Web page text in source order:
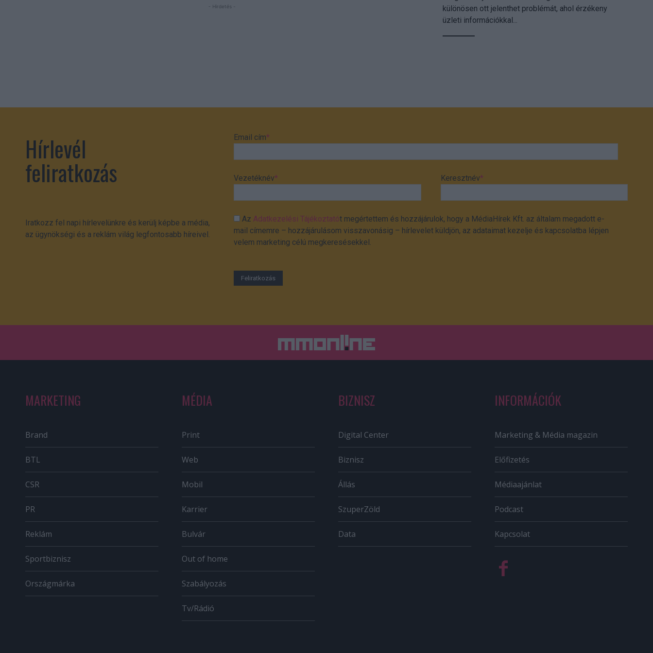
- Hirdetés -
különösen ott jelenthet problémát, ahol érzékeny
üzleti információkkal...
Hírlevél
feliratkozás
Iratkozz fel napi hírlevelünkre és kerülj képbe a média,
az ügynökségi és a reklám világ legfontosabb híreivel.
Email cím*
Vezetéknév* Keresztnév*
AzAdatkezelési Tájékoztatót megértettem és hozzájárulok, hogy a MédiaHírek Kft. az általam megadott e-
mail címemre – hozzájárulásom visszavonásig – hírlevelet küldjön, az adataimat kezelje és kapcsolatba lépjen
velem marketing célú megkeresésekkel.
MARKETING
Brand
BTL
CSR
PR
Reklám
Sportbiznisz
Országmárka
MÉDIA
Print
Web
Mobil
Karrier
Bulvár
Out of home
Szabályozás
Tv/Rádió
BIZNISZ
Digital Center
Biznisz
Állás
SzuperZöld
Data
INFORMÁCIÓK
Marketing & Média magazin
Előfizetés
Médiaajánlat
Podcast
Kapcsolat